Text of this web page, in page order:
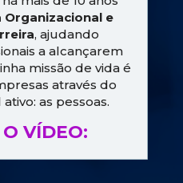
VÍDEO:
Organizacional e
, ajudando
a alcançarem
missão de vida é
através do
as pessoas.